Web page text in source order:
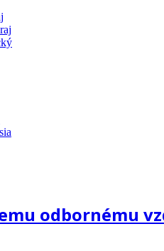
odbornému